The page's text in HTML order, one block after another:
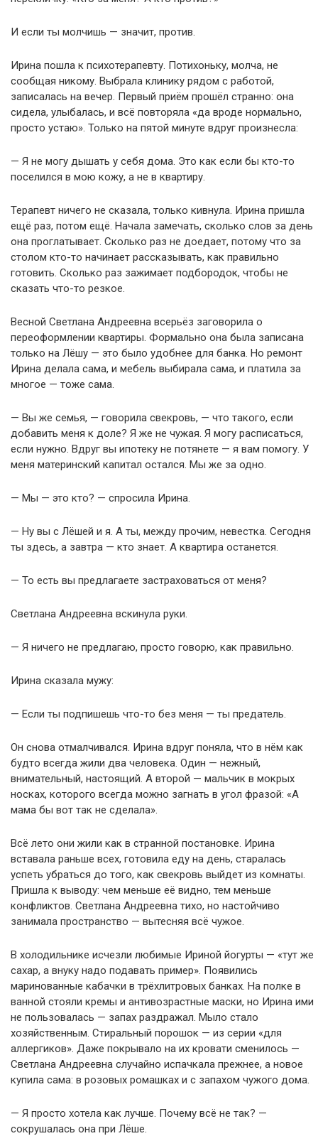
И если ты молчишь — значит, против.
Ирина пошла к психотерапевту. Потихоньку, молча, не
сообщая никому. Выбрала клинику рядом с работой,
записалась на вечер. Первый приём прошёл странно: она
сидела, улыбалась, и всё повторяла «да вроде нормально,
просто устаю». Только на пятой минуте вдруг произнесла:
— Я не могу дышать у себя дома. Это как если бы кто-то
поселился в мою кожу, а не в квартиру.
Терапевт ничего не сказала, только кивнула. Ирина пришла
ещё раз, потом ещё. Начала замечать, сколько слов за день
она проглатывает. Сколько раз не доедает, потому что за
столом кто-то начинает рассказывать, как правильно
готовить. Сколько раз зажимает подбородок, чтобы не
сказать что-то резкое.
Весной Светлана Андреевна всерьёз заговорила о
переоформлении квартиры. Формально она была записана
только на Лёшу — это было удобнее для банка. Но ремонт
Ирина делала сама, и мебель выбирала сама, и платила за
многое — тоже сама.
— Вы же семья, — говорила свекровь, — что такого, если
добавить меня к доле? Я же не чужая. Я могу расписаться,
если нужно. Вдруг вы ипотеку не потянете — я вам помогу. У
меня материнский капитал остался. Мы же за одно.
— Мы — это кто? — спросила Ирина.
— Ну вы с Лёшей и я. А ты, между прочим, невестка. Сегодня
ты здесь, а завтра — кто знает. А квартира останется.
— То есть вы предлагаете застраховаться от меня?
Светлана Андреевна вскинула руки.
— Я ничего не предлагаю, просто говорю, как правильно.
Ирина сказала мужу:
— Если ты подпишешь что-то без меня — ты предатель.
Он снова отмалчивался. Ирина вдруг поняла, что в нём как
будто всегда жили два человека. Один — нежный,
внимательный, настоящий. А второй — мальчик в мокрых
носках, которого всегда можно загнать в угол фразой: «А
мама бы вот так не сделала».
Всё лето они жили как в странной постановке. Ирина
вставала раньше всех, готовила еду на день, старалась
успеть убраться до того, как свекровь выйдет из комнаты.
Пришла к выводу: чем меньше её видно, тем меньше
конфликтов. Светлана Андреевна тихо, но настойчиво
занимала пространство — вытесняя всё чужое.
В холодильнике исчезли любимые Ириной йогурты — «тут же
сахар, а внуку надо подавать пример». Появились
маринованные кабачки в трёхлитровых банках. На полке в
ванной стояли кремы и антивозрастные маски, но Ирина ими
не пользовалась — запах раздражал. Мыло стало
хозяйственным. Стиральный порошок — из серии «для
аллергиков». Даже покрывало на их кровати сменилось —
Светлана Андреевна случайно испачкала прежнее, а новое
купила сама: в розовых ромашках и с запахом чужого дома.
— Я просто хотела как лучше. Почему всё не так? —
сокрушалась она при Лёше.